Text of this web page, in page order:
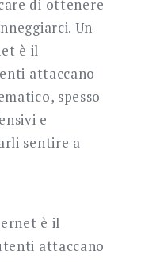
di ottenere
Un
è il
attaccano
spesso
e
sentire a
è il
attaccano